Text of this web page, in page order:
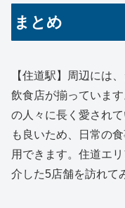
まとめ
【住道駅】周辺には
飲食店が揃っていま
の人々に長く愛され
も良いため、日常の
用できます。住道エ
介した5店舗を訪れて